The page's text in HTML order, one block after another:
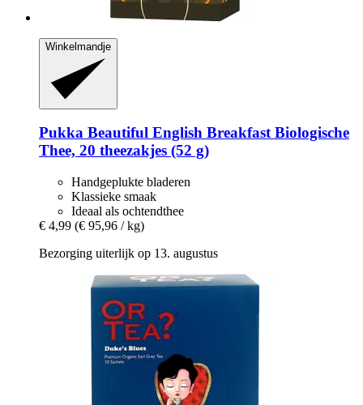
Winkelmandje
Pukka Beautiful English Breakfast Biologische
Thee, 20 theezakjes (52 g)
Handgeplukte bladeren
Klassieke smaak
Ideaal als ochtendthee
€ 4,99 (€ 95,96 / kg)
Bezorging uiterlijk op 13. augustus